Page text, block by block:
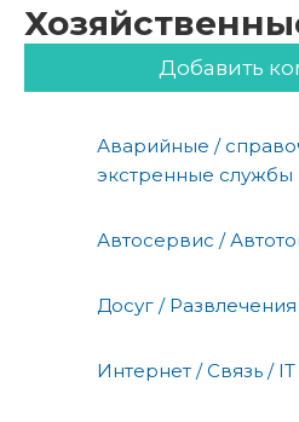
Добавить
Аварийные /
экстренные службы
Автосервис /
Досуг /
Интернет / Связь / IT